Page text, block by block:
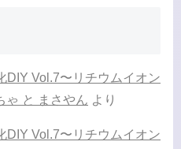
DIY Vol.7〜リチウムイオン
ゃ と まさやん より
DIY Vol.7〜リチウムイオン